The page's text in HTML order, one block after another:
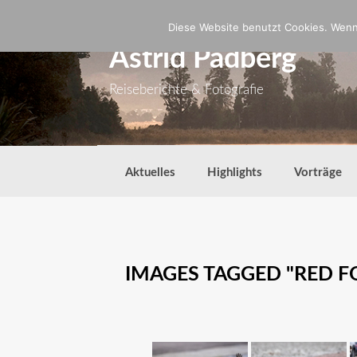
Astrid Padberg
Reiseberichte & Fotografie
Aktuelles Highlights Vorträge
IMAGES TAGGED "RED
Diese Website benutzt Cookies.